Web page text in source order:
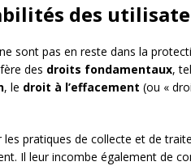
des
sont pas en reste dans la
des droits fondamentaux,
, le droit à l’effacement (ou «
pratiques de collecte et de
Il leur incombe également de